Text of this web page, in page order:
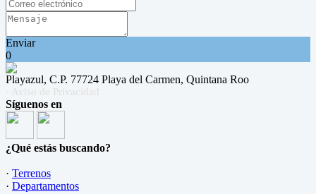
Enviar
0
Playazul, C.P. 77724 Playa del Carmen, Quintana Roo
· Aviso de Privacidad
Síguenos en
¿Qué estás buscando?
· Terrenos
· Departamentos